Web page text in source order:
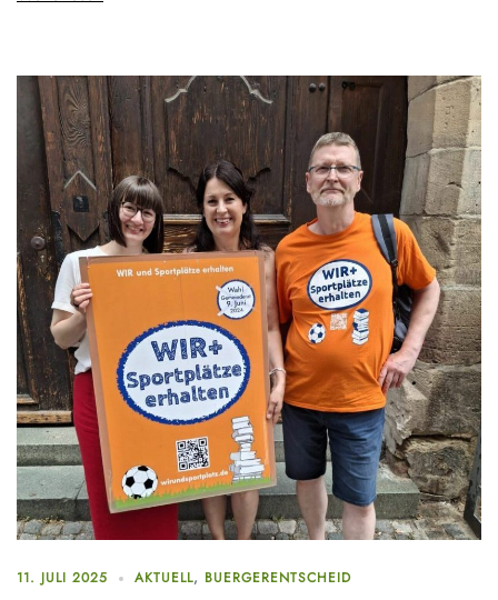
11. JULI 2025 AKTUELL, BUERGERENTSCHEID